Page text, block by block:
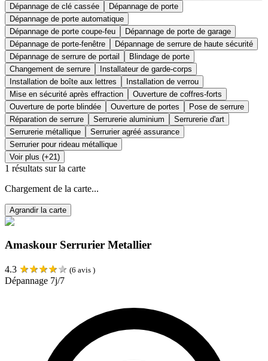
Dépannage de clé cassée
Dépannage de porte
Dépannage de porte automatique
Dépannage de porte coupe-feu
Dépannage de porte de garage
Dépannage de porte-fenêtre
Dépannage de serrure de haute sécurité
Dépannage de serrure de portail
Blindage de porte
Changement de serrure
Installateur de garde-corps
Installation de boîte aux lettres
Installation de verrou
Mise en sécurité après effraction
Ouverture de coffres-forts
Ouverture de porte blindée
Ouverture de portes
Pose de serrure
Réparation de serrure
Serrurerie aluminium
Serrurerie d'art
Serrurerie métallique
Serrurier agréé assurance
Serrurier pour rideau métallique
Voir plus (+21)
1 résultats sur la carte
Chargement de la carte...
Agrandir la carte
Amaskour Serrurier Metallier
4.3 ★★★★★ (6 avis )
Dépannage 7j/7